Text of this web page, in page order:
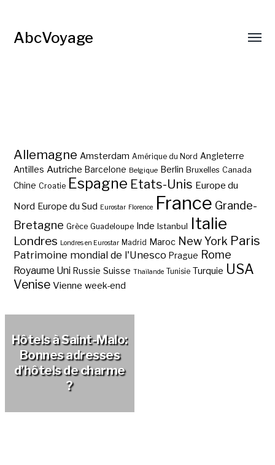
AbcVoyage
Allemagne Amsterdam Amérique du Nord Angleterre
Antilles Autriche Barcelone Belgique Berlin Bruxelles Canada
Chine Croatie Espagne Etats-Unis Europe du
Nord Europe du Sud Eurostar Florence France Grande-
Bretagne Grèce Guadeloupe Inde Istanbul Italie
Londres Londres en Eurostar Madrid Maroc New York Paris
Patrimoine mondial de l'Unesco Prague Rome
Royaume Uni Russie Suisse Thaïlande Tunisie Turquie USA
Venise Vienne week-end
Hôtels à Saint-Malo:
Bonnes adresses
d’hôtels de charme
?